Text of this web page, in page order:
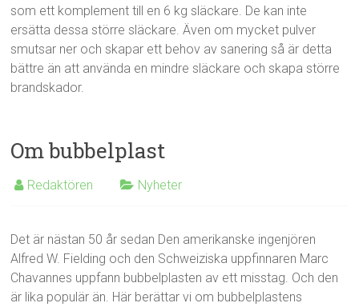
som ett komplement till en 6 kg släckare. De kan inte
ersätta dessa större släckare. Även om mycket pulver
smutsar ner och skapar ett behov av sanering så är detta
bättre än att använda en mindre släckare och skapa större
brandskador.
Om bubbelplast
Redaktören Nyheter
Det är nästan 50 år sedan Den amerikanske ingenjören
Alfred W. Fielding och den Schweiziska uppfinnaren Marc
Chavannes uppfann bubbelplasten av ett misstag. Och den
är lika populär än. Här berättar vi om bubbelplastens